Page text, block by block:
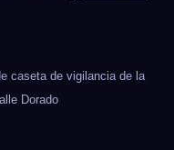
caseta de vigilancia de la
Dorado